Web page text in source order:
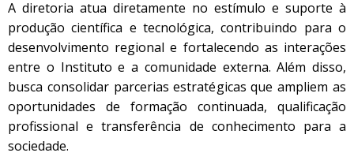
A diretoria atua diretamente no estímulo e suporte à
produção científica e tecnológica, contribuindo para o
desenvolvimento regional e fortalecendo as interações
entre o Instituto e a comunidade externa. Além disso,
busca consolidar parcerias estratégicas que ampliem as
oportunidades de formação continuada, qualificação
profissional e transferência de conhecimento para a
sociedade.